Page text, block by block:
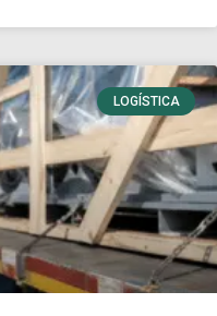
LOGÍSTICA